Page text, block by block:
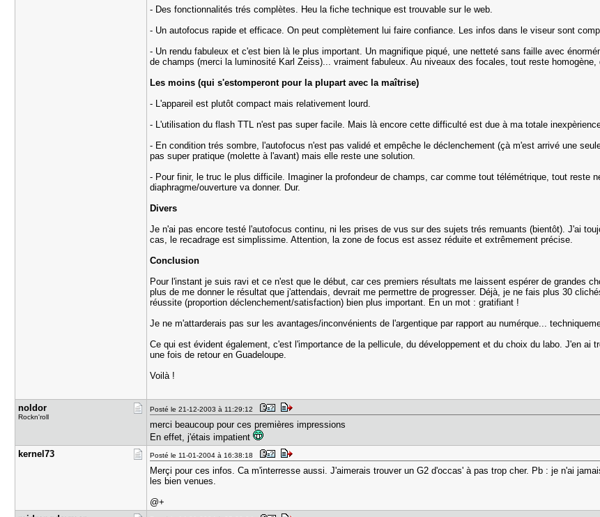
- Des fonctionnalités trés complètes. Heu la fiche technique est trouvable sur le web.
- Un autofocus rapide et efficace. On peut complètement lui faire confiance. Les infos dans le viseur sont
- Un rendu fabuleux et c'est bien là le plus important. Un magnifique piqué, une netteté sans faille avec
de champs (merci la luminosité Karl Zeiss)... vraiment fabuleux. Au niveaux des focales, tout reste
Les moins (qui s'estomperont pour la plupart avec la maîtrise)
- L'appareil est plutôt compact mais relativement lourd.
- L'utilisation du flash TTL n'est pas super facile. Mais là encore cette difficulté est due à ma totale
- En condition trés sombre, l'autofocus n'est pas validé et empêche le déclenchement (çà m'est arrivé une
pas super pratique (molette à l'avant) mais elle reste une solution.
- Pour finir, le truc le plus difficile. Imaginer la profondeur de champs, car comme tout télémétrique, tout reste
diaphragme/ouverture va donner. Dur.
Divers
Je n'ai pas encore testé l'autofocus continu, ni les prises de vus sur des sujets trés remuants (bientôt). J'ai
cas, le recadrage est simplissime. Attention, la zone de focus est assez réduite et extrêmement précise.
Conclusion
Pour l'instant je suis ravi et ce n'est que le début, car ces premiers résultats me laissent espérer de grandes
plus de me donner le résultat que j'attendais, devrait me permettre de progresser. Déjà, je ne fais plus 30
réussite (proportion déclenchement/satisfaction) bien plus important. En un mot : gratifiant !
Je ne m'attarderais pas sur les avantages/inconvénients de l'argentique par rapport au numérque...
Ce qui est évident également, c'est l'importance de la pellicule, du développement et du choix du labo. J'en
une fois de retour en Guadeloupe.
Voilà !
noldor
Rockn'roll
Posté le 21-12-2003 à 11:29:12
merci beaucoup pour ces premières impressions
En effet, j'étais impatient
kernel73
Posté le 11-01-2004 à 16:38:18
Merçi pour ces infos. Ca m'interresse aussi. J'aimerais trouver un G2 d'occas' à pas trop cher. Pb : je n'ai
les bien venues.
@+